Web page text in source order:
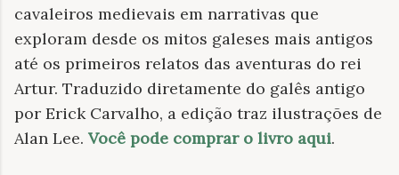
cavaleiros medievais em narrativas que
exploram desde os mitos galeses mais antigos
até os primeiros relatos das aventuras do rei
Artur. Traduzido diretamente do galês antigo
por Erick Carvalho, a edição traz ilustrações de
Alan Lee. Você pode comprar o livro aqui.